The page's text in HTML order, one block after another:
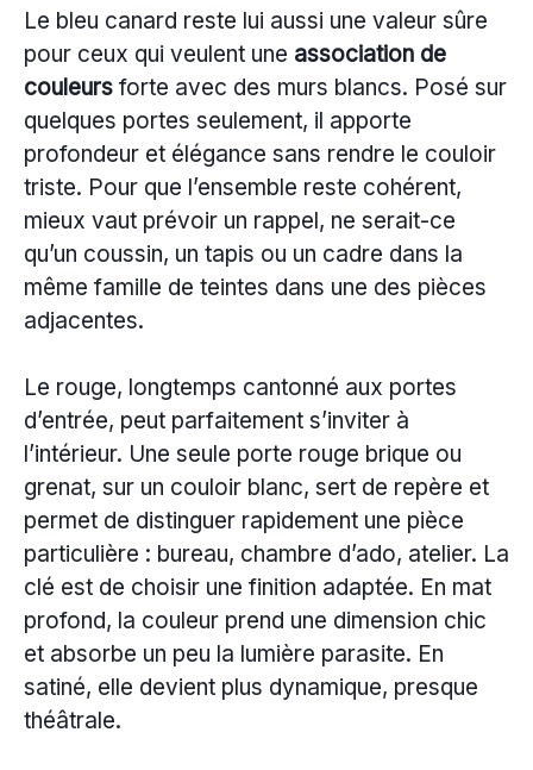
Le bleu canard reste lui aussi une valeur sûre
pour ceux qui veulent une association de
couleurs forte avec des murs blancs. Posé sur
quelques portes seulement, il apporte
profondeur et élégance sans rendre le couloir
triste. Pour que l’ensemble reste cohérent,
mieux vaut prévoir un rappel, ne serait-ce
qu’un coussin, un tapis ou un cadre dans la
même famille de teintes dans une des pièces
adjacentes.
Le rouge, longtemps cantonné aux portes
d’entrée, peut parfaitement s’inviter à
l’intérieur. Une seule porte rouge brique ou
grenat, sur un couloir blanc, sert de repère et
permet de distinguer rapidement une pièce
particulière : bureau, chambre d’ado, atelier. La
clé est de choisir une finition adaptée. En mat
profond, la couleur prend une dimension chic
et absorbe un peu la lumière parasite. En
satiné, elle devient plus dynamique, presque
théâtrale.